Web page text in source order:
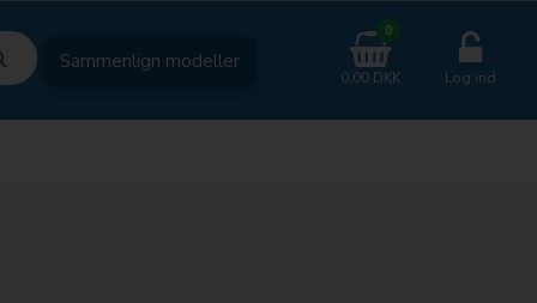
Sammenlign modeller
0
0,00 DKK Log ind